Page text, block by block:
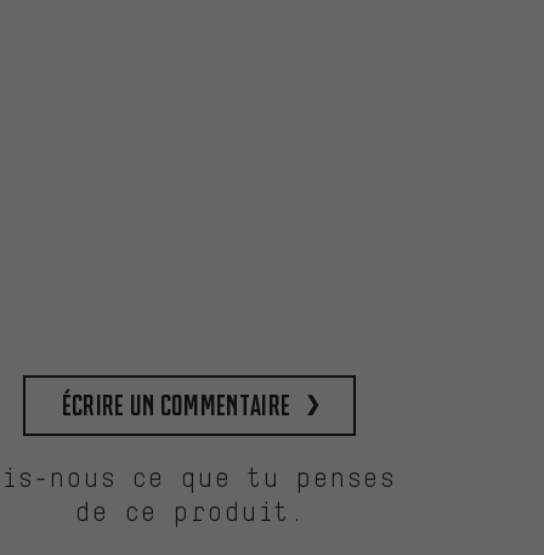
Écrire un commentaire
nous ce que tu penses
de ce produit.